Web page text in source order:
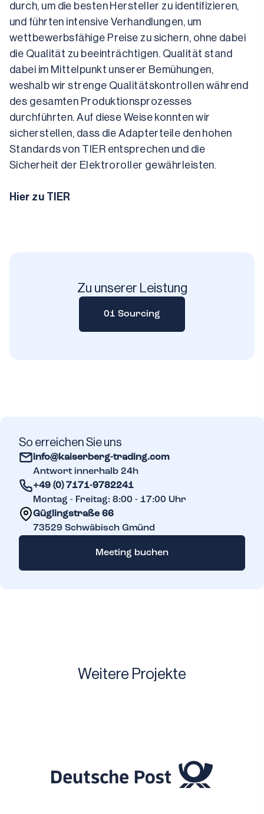
durch, um die besten Hersteller zu identifizieren,
und führten intensive Verhandlungen, um
wettbewerbsfähige Preise zu sichern, ohne dabei
die Qualität zu beeinträchtigen. Qualität stand
dabei im Mittelpunkt unserer Bemühungen,
weshalb wir strenge Qualitätskontrollen während
des gesamten Produktionsprozesses
durchführten. Auf diese Weise konnten wir
sicherstellen, dass die Adapterteile den hohen
Standards von TIER entsprechen und die
Sicherheit der Elektroroller gewährleisten.
Hier zu TIER
Zu unserer Leistung
01 Sourcing
So erreichen Sie uns
info@kaiserberg-trading.com
Antwort innerhalb 24h
+49 (0) 7171-9782241
Montag - Freitag: 8:00 - 17:00 Uhr
Güglingstraße 66
73529 Schwäbisch Gmünd
Meeting buchen
Weitere Projekte